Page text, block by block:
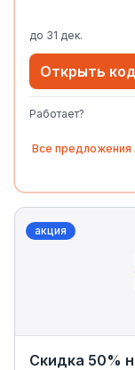
до 31 дек.
Открыть код
Работает?
Все предложения
акция
Скидка 50%